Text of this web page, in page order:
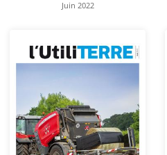
Juin 2022